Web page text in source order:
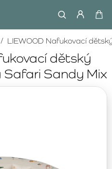
dětský
Safari Sandy Mix
LIEWOOD Nafukovací